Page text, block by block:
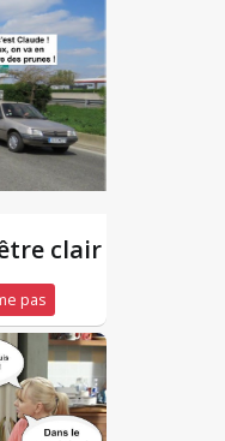
clair
pas